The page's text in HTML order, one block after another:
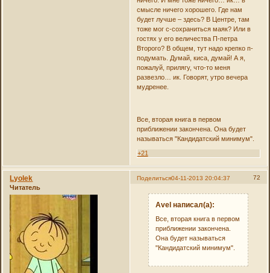
смысле ничего хорошего. Где нам
будет лучше – здесь? В Центре, там
тоже мог с-сохраниться маяк? Или в
гостях у его величества П-петра
Второго? В общем, тут надо крепко п-
подумать. Думай, киса, думай! А я,
пожалуй, прилягу, что-то меня
развезло… ик. Говорят, утро вечера
мудренее.
Все, вторая книга в первом
приближении закончена. Она будет
называться "Кандидатский минимум".
+21
Поделиться 72
04-11-2013 20:04:37
Lyolek
Читатель
Avel написал(а):
Все, вторая книга в первом
приближении закончена.
Она будет называться
"Кандидатский минимум".